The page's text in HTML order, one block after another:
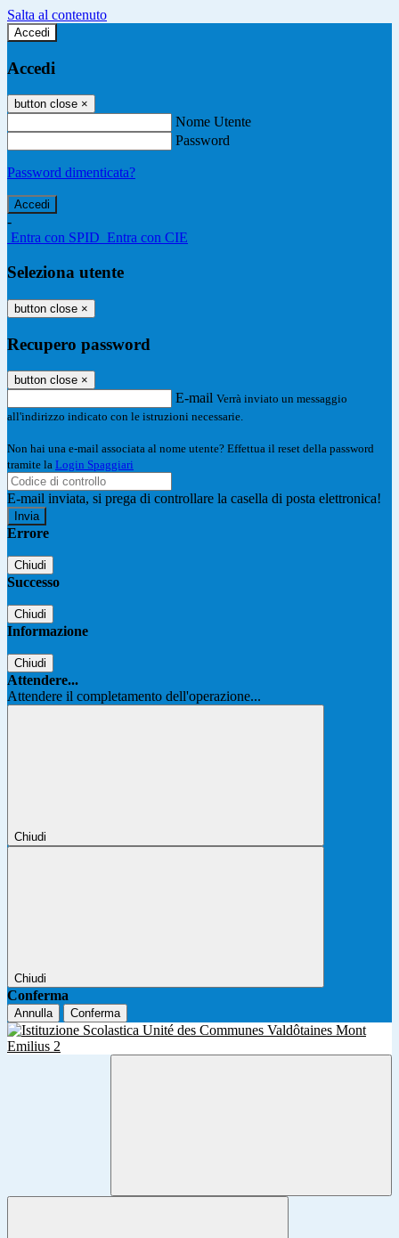
Salta al contenuto
Accedi
Accedi
button close ×
Nome Utente
Password
Password dimenticata?
-
Entra con SPID Entra con CIE
Seleziona utente
button close ×
Recupero password
button close ×
E-mail Verrà inviato un messaggio
all'indirizzo indicato con le istruzioni necessarie.
Non hai una e-mail associata al nome utente? Effettua il reset della password
tramite la Login Spaggiari
E-mail inviata, si prega di controllare la casella di posta elettronica!
Errore
Chiudi
Successo
Chiudi
Informazione
Chiudi
Attendere...
Attendere il completamento dell'operazione...
Chiudi
Chiudi
Conferma
Annulla Conferma